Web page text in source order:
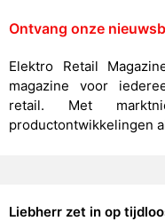
Ontvang onze
Elektro Retail
magazine voor
retail. Met
productontwikkelingen
Liebherr zet in op